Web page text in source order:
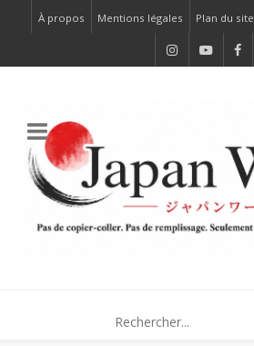
À propos Mentions légales Plan du site